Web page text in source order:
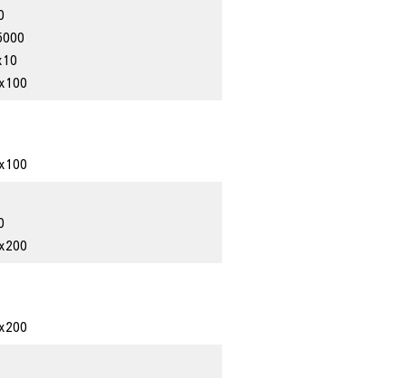
x100
x100
x200
x200